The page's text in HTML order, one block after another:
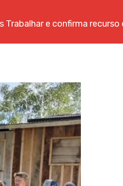
Trabalhar e confirma recurso